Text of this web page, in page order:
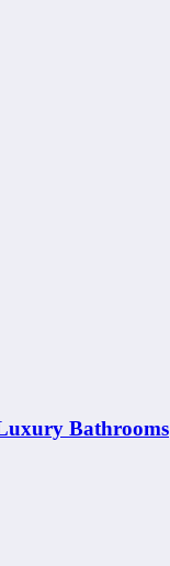
Bathrooms